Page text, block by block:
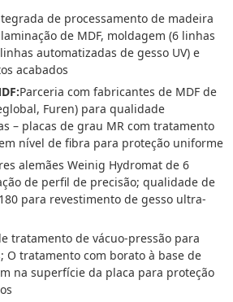
de processamento de madeira
de MDF, moldagem (6 linhas
automatizadas de gesso UV) e
acabados
Parceria com fabricantes de MDF de
Furen) para qualidade
– placas de grau MR com tratamento
nível de fibra para proteção uniforme
alemães Weinig Hydromat de 6
de perfil de precisão; qualidade de
para revestimento de gesso ultra-
tratamento de vácuo-pressão para
O tratamento com borato à base de
na superfície da placa para proteção